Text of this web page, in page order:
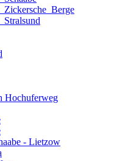
Hochuferweg
- Lietzow